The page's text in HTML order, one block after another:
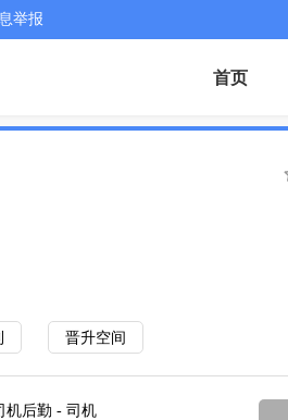
举报
首页
晋升空间
机后勤 - 司机